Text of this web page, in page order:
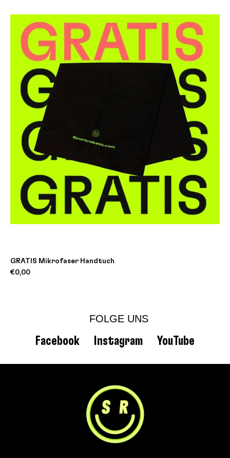
GRATIS Mikrofaser Handtuch
€0,00
FOLGE UNS
Facebook Instagram YouTube